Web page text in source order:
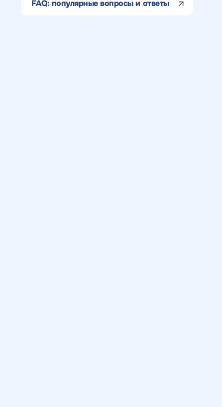
FAQ: популярные вопросы и ответы